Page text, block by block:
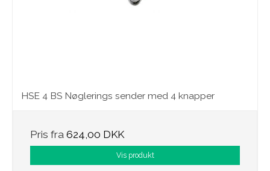
HSE 4 BS Nøglerings sender med 4 knapper
Pris fra 624,00 DKK
Vis produkt